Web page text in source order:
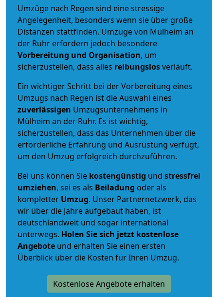
Umzüge nach Regen sind eine stressige
Angelegenheit, besonders wenn sie über große
Distanzen stattfinden. Umzüge von Mülheim an
der Ruhr erfordern jedoch besondere
Vorbereitung und Organisation, um
sicherzustellen, dass alles reibungslosverläuft.
Ein wichtiger Schritt bei der Vorbereitung eines
Umzugs nach Regen ist die Auswahl eines
zuverlässigen Umzugsunternehmens in
Mülheim an der Ruhr. Es ist wichtig,
sicherzustellen, dass das Unternehmen über die
erforderliche Erfahrung und Ausrüstung verfügt,
um den Umzug erfolgreich durchzuführen.
Bei uns können Sie kostengünstig und stressfrei
umziehen, sei es als Beiladung oder als
kompletter Umzug. Unser Partnernetzwerk, das
wir über die Jahre aufgebaut haben, ist
deutschlandweit und sogar international
unterwegs. Holen Sie sich jetzt kostenlose
Angebote und erhalten Sie einen ersten
Überblick über die Kosten für Ihren Umzug.
Kostenlose Angebote erhalten